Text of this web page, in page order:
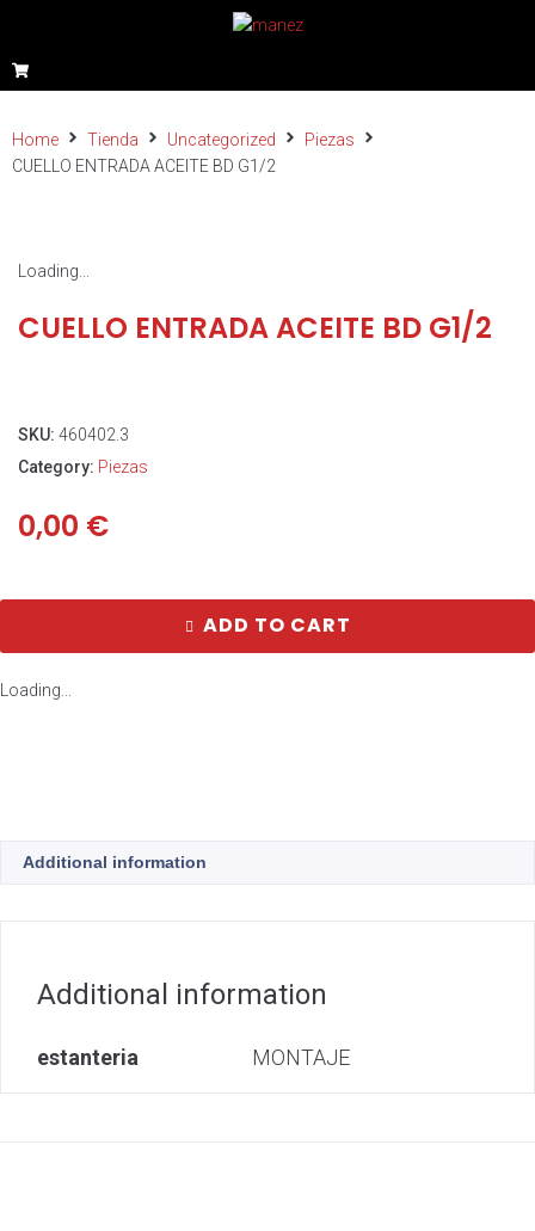
Home Tienda Uncategorized
Piezas
CUELLO ENTRADA ACEITE BD G1/2
Loading...
CUELLO ENTRADA ACEITE BD G1/2
SKU: 460402.3
Category: Piezas
0,00 €
ADD TO CART
Loading...
Additional information
Additional information
estanteria MONTAJE